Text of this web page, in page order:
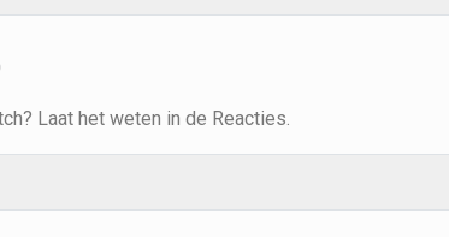
Laat het weten in de Reacties.